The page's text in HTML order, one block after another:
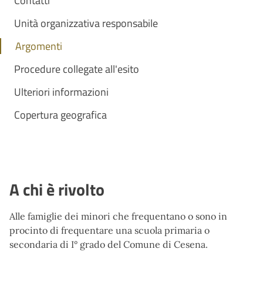
Unità organizzativa responsabile
Argomenti
Procedure collegate all'esito
Ulteriori informazioni
Copertura geografica
A chi è rivolto
Alle famiglie dei minori che frequentano o sono in
procinto di frequentare una scuola primaria o
secondaria di I° grado del Comune di Cesena.